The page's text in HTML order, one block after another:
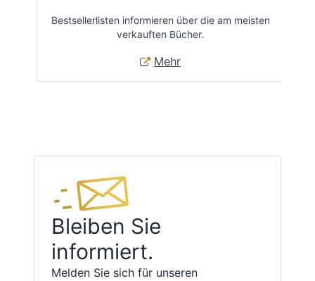
Bestsellerlisten informieren über die am meisten
verkauften Bücher.
Mehr
Bleiben Sie
informiert.
Melden Sie sich für unseren